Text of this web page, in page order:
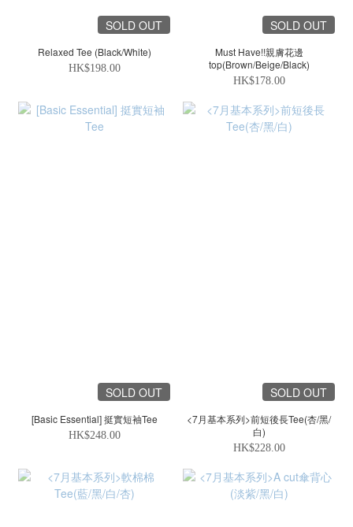
SOLD OUT
Relaxed Tee (Black/White)
HK$198.00
SOLD OUT
Must Have!!親膚花邊
top(Brown/Beige/Black)
HK$178.00
SOLD OUT
[Basic Essential] 挺實短袖Tee
HK$248.00
SOLD OUT
<7月基本系列>前短後長Tee(杏/黑/
白)
HK$228.00